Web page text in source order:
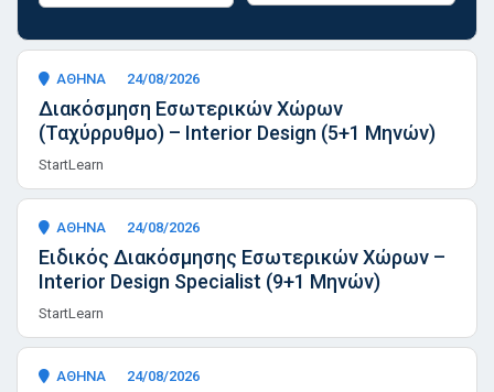
ΑΘΗΝΑ 24/08/2026
Διακόσμηση Εσωτερικών Χώρων
(Ταχύρρυθμο) – Interior Design (5+1 Μηνών)
StartLearn
ΑΘΗΝΑ 24/08/2026
Ειδικός Διακόσμησης Εσωτερικών Χώρων –
Interior Design Specialist (9+1 Μηνών)
StartLearn
ΑΘΗΝΑ 24/08/2026